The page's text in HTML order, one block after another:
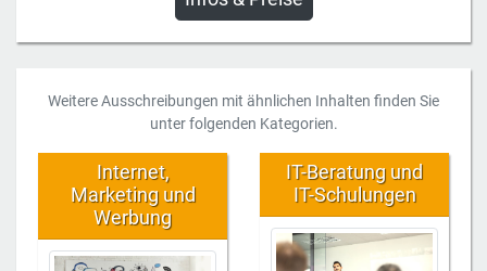
Weitere Ausschreibungen mit ähnlichen Inhalten finden Sie
unter folgenden Kategorien.
Internet,
Marketing und
Werbung
IT-Beratung und
IT-Schulungen